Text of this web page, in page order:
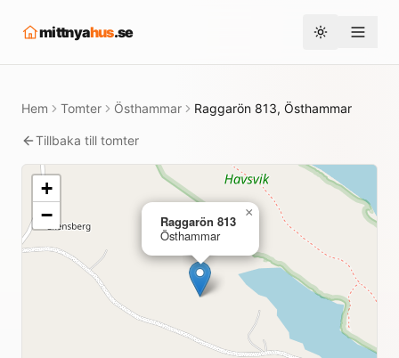
mittnyahus.se Toggle theme
Hem Tomter Östhammar Raggarön 813, Östhammar
Tillbaka till tomter
Raggarön 813
Östhammar
×
+
−